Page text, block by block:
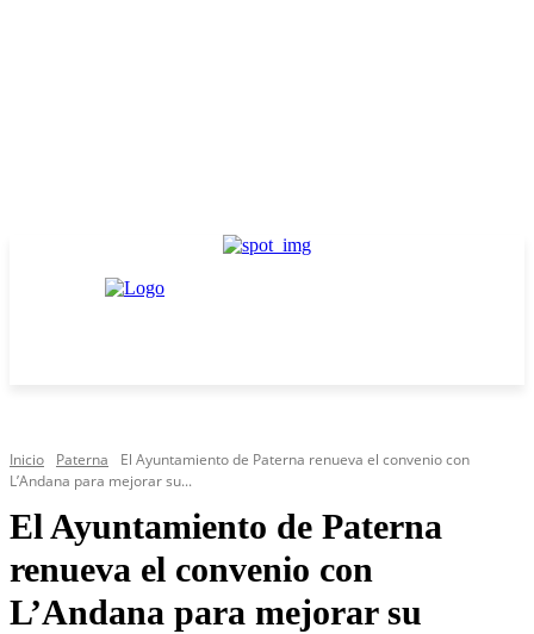
Inicio Paterna
El Ayuntamiento de Paterna renueva el convenio con
L’Andana para mejorar su...
El Ayuntamiento de Paterna
renueva el convenio con
L’Andana para mejorar su